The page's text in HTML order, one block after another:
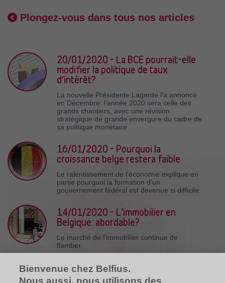
Plongez-vous dans tous nos articles
20/01/2020 - La BCE pourrait-elle
modifier la politique de taux
d’intérêt?
La nouvelle Présidente Lagarde l’a annoncé
en Décembre: l’année 2020 sera celle des
grands chantiers, avec une révision
stratégique de grande envergure du cadre de
sa politique monétaire.
16/01/2020 - Pourquoi la
croissance belge restera faible
Le ralentissement de l'économie explique en
partie pourquoi la formation d’un
gouvernement fédéral est devenue si difficile.
14/01/2020 - L’immobilier en
Belgique: abordable?
Le marché de l'immobilier continue de
flamber.
10/01/2020 - Investissements:
faut-il craindre les tensions au
Bienvenue chez Belfius.
Nous aussi, nous utilisons des